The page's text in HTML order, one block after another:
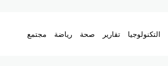
التكنولوجيا تقارير صحة رياضة مجتمع